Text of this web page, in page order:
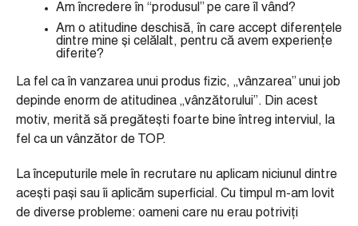
Am încredere în “produsul” pe care îl vând?
Am o atitudine deschisă, în care accept diferențele
dintre mine și celălalt, pentru că avem experiențe
diferite?
La fel ca în vanzarea unui produs fizic, „vânzarea” unui job
depinde enorm de atitudinea „vânzătorului”. Din acest
motiv, merită să pregătești foarte bine întreg interviul, la
fel ca un vânzător de TOP.
La începuturile mele în recrutare nu aplicam niciunul dintre
acești pași sau îi aplicăm superficial. Cu timpul m-am lovit
de diverse probleme: oameni care nu erau potriviți